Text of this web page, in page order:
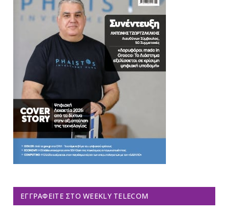
ΕΓΓΡΑΦΕΊΤΕ ΣΤΟ WEEKLY TELECOM